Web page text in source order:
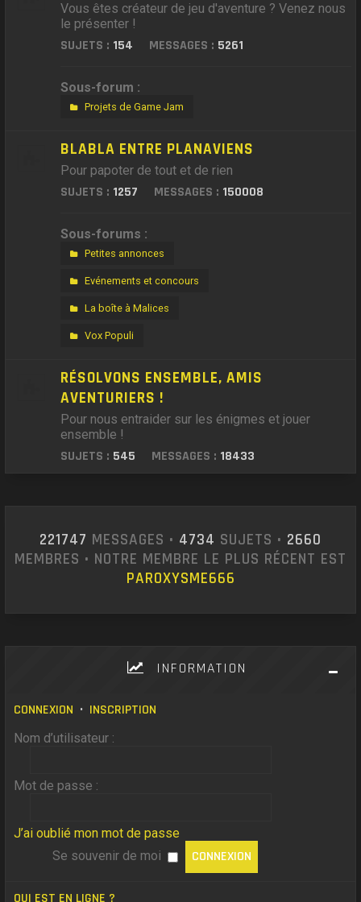
Vous êtes créateur de jeu d'aventure ? Venez nous
le présenter !
SUJETS : 154 MESSAGES : 5261
Sous-forum :
Projets de Game Jam
BLABLA ENTRE PLANAVIENS
Pour papoter de tout et de rien
SUJETS : 1257 MESSAGES : 150008
Sous-forums :
Petites annonces
Evénements et concours
La boîte à Malices
Vox Populi
RÉSOLVONS ENSEMBLE, AMIS
AVENTURIERS !
Pour nous entraider sur les énigmes et jouer
ensemble !
SUJETS : 545 MESSAGES : 18433
221747 MESSAGES • 4734 SUJETS • 2660
MEMBRES • NOTRE MEMBRE LE PLUS RÉCENT EST
PAROXYSME666
INFORMATION
CONNEXION • INSCRIPTION
Nom d’utilisateur :
Mot de passe :
J’ai oublié mon mot de passe
Se souvenir de moi
QUI EST EN LIGNE ?